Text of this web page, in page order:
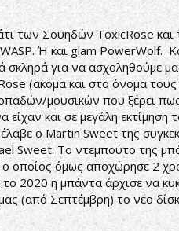
των Σουηδών ToxicRose
Ή και glam PowerWolf.
σκληρά για να ασχοληθούμε
(ακόμα και στο όνομα
μουσικών που ξέρει
και σε μεγάλη εκτίμηση
ο Martin Sweet της
Sweet. To ντεμπούτο της
οποίος όμως αποχώρησε 2
το 2020 η μπάντα άρχισε να
(από Σεπτέμβρη) το νέο